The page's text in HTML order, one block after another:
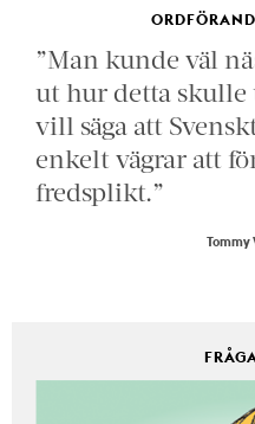
”Man kunde väl
ut hur detta skulle
vill säga att
enkelt vägrar att
fredsplikt.”